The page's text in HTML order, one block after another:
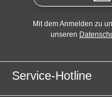
Mit dem Anmelden zu
unseren
Service-Hotline